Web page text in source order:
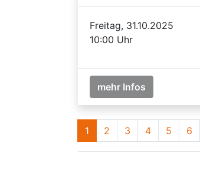
Freitag, 31.10.2025
10:00 Uhr
mehr Infos
1 2 3 4 5 6